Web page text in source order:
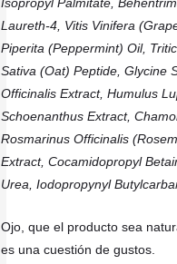
Isopropyl Palmitate,
Laureth-4, Vitis Vinifera
Piperita (Peppermint) Oil,
Sativa (Oat) Peptide, Glycine
Officinalis Extract, Humulus
Schoenanthus Extract,
Rosmarinus Officinalis
Extract, Cocamidopropyl
Urea, Iodopropynyl
Ojo, que el producto sea
es una cuestión de gustos.